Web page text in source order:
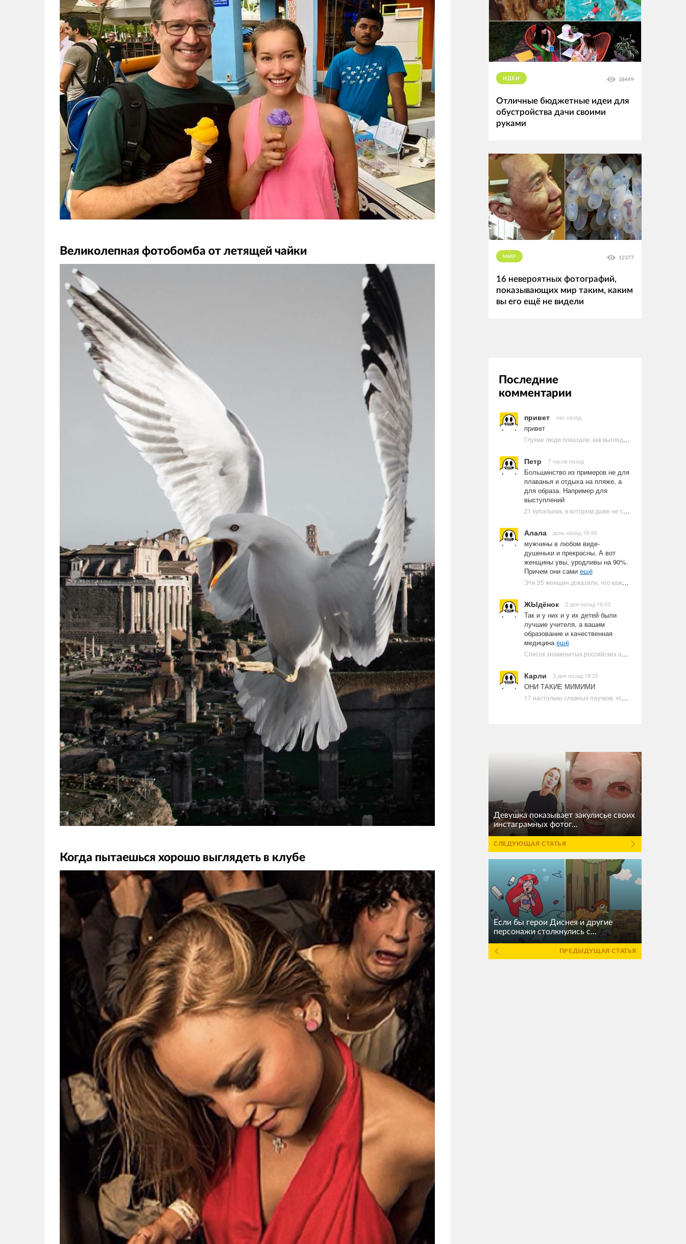
Великолепная фотобомба от летящей чайки
Когда пытаешься хорошо выглядеть в клубе
ИДЕИ 38449
Отличные бюджетные идеи для
обустройства дачи своими
руками
МИР 12377
16 невероятных фотографий,
показывающих мир таким, каким
вы его ещё не видели
Последние
комментарии
привет час назад
привет
Глухие люди показали, как выглядят ругательства на языке жестов
Петр 7 часов назад
Большинство из примеров не для
плаванья и отдыха на пляже, а
для образа. Например для
выступлений
21 купальник, в котором даже не стоит пытаться плавать
Алала день назад 18:49
мужчины в любом виде-
душеньки и прекрасны. А вот
женщины увы, уродливы на 90%.
Причем они сами ещё
Эти 25 женщин доказали, что каждое тело имеет право быть в бикини
ЖЫдёнок 2 дня назад 16:03
Так и у них и у их детей были
лучшие учителя, а вашим
образование и качественная
медицинаещё
Список знаменитых российских артистов-евреев | Ультрамарин
Карли 3 дня назад 18:25
ОНИ ТАКИЕ МИМИМИ
17 настолько славных паучков, что даже у арахнофобов появится желание их погладить
Девушка показывает закулисье своих
инстаграмных фотог...
СЛЕДУЮЩАЯ СТАТЬЯ
Если бы герои Диснея и другие
персонажи столкнулись с...
ПРЕДЫДУЩАЯ СТАТЬЯ